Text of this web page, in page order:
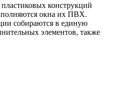
конструкций
окна их ПВХ.
собираются в единую
элементов, также